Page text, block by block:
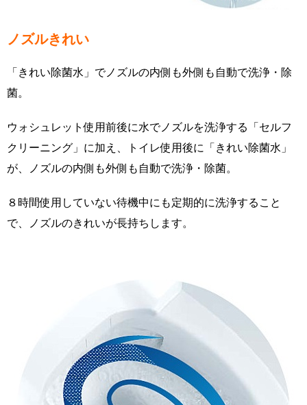
ノズルきれい
「きれい除菌水」でノズルの内側も外側も自動で洗浄・除
菌。
ウォシュレット使用前後に水でノズルを洗浄する「セルフ
クリーニング」に加え、トイレ使用後に「きれい除菌水」
が、ノズルの内側も外側も自動で洗浄・除菌。
８時間使用していない待機中にも定期的に洗浄すること
で、ノズルのきれいが長持ちします。